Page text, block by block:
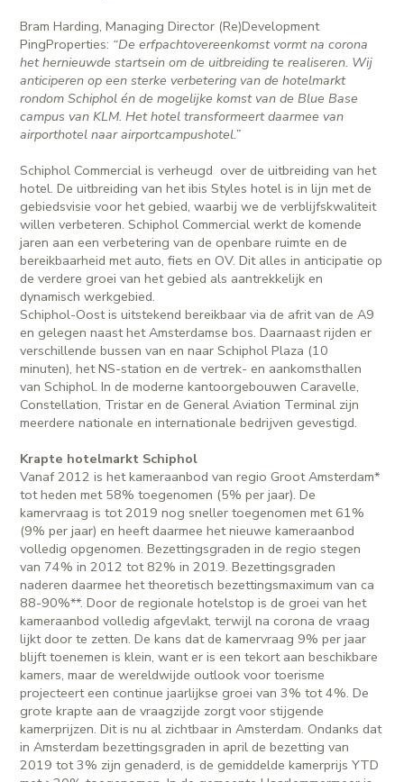
Bram Harding, Managing Director (Re)Development
PingProperties: “De erfpachtovereenkomst vormt na corona
het hernieuwde startsein om de uitbreiding te realiseren. Wij
anticiperen op een sterke verbetering van de hotelmarkt
rondom Schiphol én de mogelijke komst van de Blue Base
campus van KLM. Het hotel transformeert daarmee van
airporthotel naar airportcampushotel.”
Schiphol Commercial is verheugd over de uitbreiding van het
hotel. De uitbreiding van het ibis Styles hotel is in lijn met de
gebiedsvisie voor het gebied, waarbij we de verblijfskwaliteit
willen verbeteren. Schiphol Commercial werkt de komende
jaren aan een verbetering van de openbare ruimte en de
bereikbaarheid met auto, fiets en OV. Dit alles in anticipatie op
de verdere groei van het gebied als aantrekkelijk en
dynamisch werkgebied.
Schiphol-Oost is uitstekend bereikbaar via de afrit van de A9
en gelegen naast het Amsterdamse bos. Daarnaast rijden er
verschillende bussen van en naar Schiphol Plaza (10
minuten), het NS-station en de vertrek- en aankomsthallen
van Schiphol. In de moderne kantoorgebouwen Caravelle,
Constellation, Tristar en de General Aviation Terminal zijn
meerdere nationale en internationale bedrijven gevestigd.
Krapte hotelmarkt Schiphol
Vanaf 2012 is het kameraanbod van regio Groot Amsterdam*
tot heden met 58% toegenomen (5% per jaar). De
kamervraag is tot 2019 nog sneller toegenomen met 61%
(9% per jaar) en heeft daarmee het nieuwe kameraanbod
volledig opgenomen. Bezettingsgraden in de regio stegen
van 74% in 2012 tot 82% in 2019. Bezettingsgraden
naderen daarmee het theoretisch bezettingsmaximum van ca
88-90%**. Door de regionale hotelstop is de groei van het
kameraanbod volledig afgevlakt, terwijl na corona de vraag
lijkt door te zetten. De kans dat de kamervraag 9% per jaar
blijft toenemen is klein, want er is een tekort aan beschikbare
kamers, maar de wereldwijde outlook voor toerisme
projecteert een continue jaarlijkse groei van 3% tot 4%. De
grote krapte aan de vraagzijde zorgt voor stijgende
kamerprijzen. Dit is nu al zichtbaar in Amsterdam. Ondanks dat
in Amsterdam bezettingsgraden in april de bezetting van
2019 tot 3% zijn genaderd, is de gemiddelde kamerprijs YTD